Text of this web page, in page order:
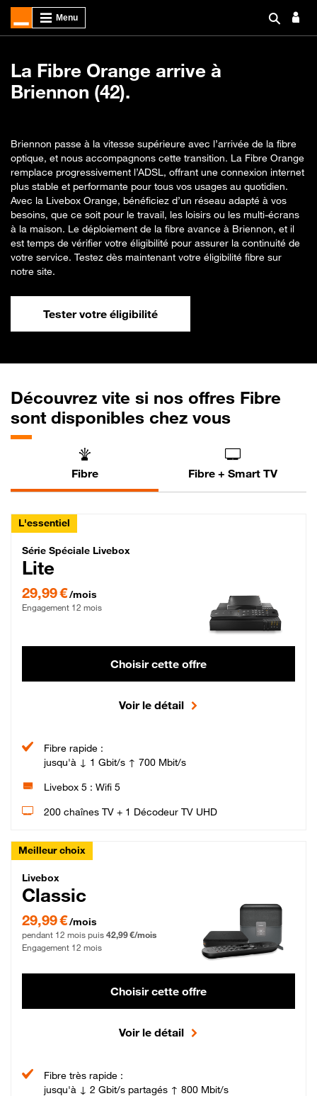
La Fibre Orange arrive à
Briennon (42).
Briennon passe à la vitesse supérieure avec l’arrivée de la fibre
optique, et nous accompagnons cette transition. La Fibre Orange
remplace progressivement l’ADSL, offrant une connexion internet
plus stable et performante pour tous vos usages au quotidien.
Avec la Livebox Orange, bénéficiez d’un réseau adapté à vos
besoins, que ce soit pour le travail, les loisirs ou les multi-écrans
à la maison. Le déploiement de la fibre avance à Briennon, et il
est temps de vérifier votre éligibilité pour assurer la continuité de
votre service. Testez dès maintenant votre éligibilité fibre sur
notre site.
Tester votre éligibilité
Découvrez vite si nos offres Fibre
sont disponibles chez vous
Fibre Fibre + Smart TV
L'essentiel
Série Spéciale Livebox Lite Fibre
Série Spéciale Livebox
Lite
29,99 €/mois
Engagement 12 mois
Choisir cette offre
Voir le détail
Fibre rapide :
jusqu'à ↓ 1 Gbit/s ↑ 700 Mbit/s
Livebox 5 : Wifi 5
200 chaînes TV + 1 Décodeur TV UHD
Meilleur choix
Livebox Classic Fibre
Livebox
Classic
29,99 € par mois pendant 12 mois puis 42,99 € par mois, Engagement 12 mois
29,99 €/mois
pendant 12 mois puis 42,99 €/mois
Engagement 12 mois
Choisir cette offre
Voir le détail
Fibre très rapide :
jusqu'à ↓ 2 Gbit/s partagés ↑ 800 Mbit/s